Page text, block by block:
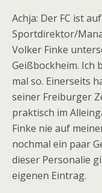
Achja: Der FC ist
Sportdirektor/
Volker Finke
Geißbockheim. Ich
mal so. Einerseits
seiner Freiburger
praktisch im
Finke nie auf
nochmal ein paar
dieser Personalie
eigenen Eintrag.